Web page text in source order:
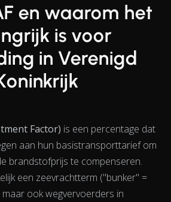
en waarom het
is voor
in Verenigd
Factor) is een percentage dat
aan hun basistransporttarief om
brandstofprijs te compenseren.
een zeevrachtterm ("bunker" =
ook wegvervoerders in